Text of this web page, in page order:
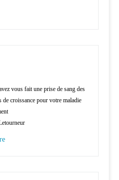
vous fait une prise de sang des
de croissance pour votre maladie